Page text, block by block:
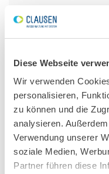
Diese Webseite
Wir verwenden
personalisieren,
zu können und die
analysieren.
Verwendung unserer
soziale Medien,
Partner führen diese
400 Volt